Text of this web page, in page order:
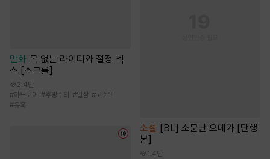
만화 목 없는 라이더와 절정 섹
스 [스크롤]
2.4만
#하드코어 #후방주의 #일상 #고수위
#유혹
소설
[BL] 소문난 오메가 [단행
본]
1.4만